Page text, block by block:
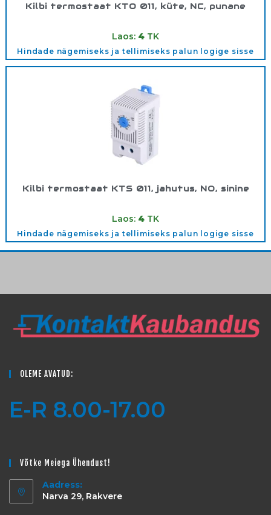
Kilbi termostaat KTO 011, küte, NC, punane
Laos: 4 TK
Hindade nägemiseks ja tellimiseks palun logige sisse
Kilbi termostaat KTS 011, jahutus, NO, sinine
Laos: 4 TK
Hindade nägemiseks ja tellimiseks palun logige sisse
OLEME AVATUD:
E-R 8.00-17.00
Võtke Meiega Ühendust!
Aadress:
Narva 29, Rakvere